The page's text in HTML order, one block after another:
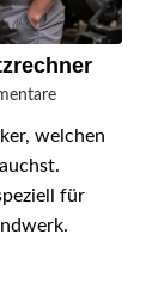
welchen
für